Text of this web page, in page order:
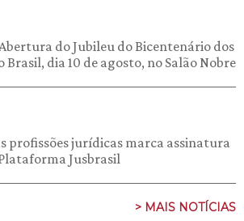
do Jubileu do Bicentenário dos
Brasil, dia 10 de agosto, no Salão Nobre
profissões jurídicas marca assinatura
Jusbrasil
> MAIS NOTÍCIAS